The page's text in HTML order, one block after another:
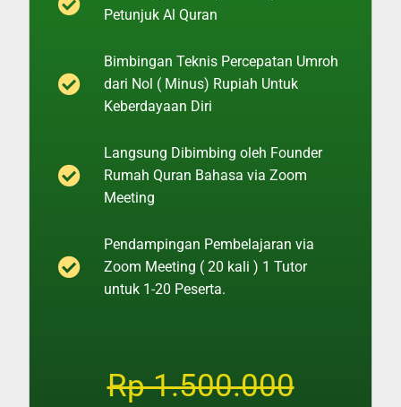
Petunjuk Al Quran
Bimbingan Teknis Percepatan Umroh
dari Nol ( Minus) Rupiah Untuk
Keberdayaan Diri
Langsung Dibimbing oleh Founder
Rumah Quran Bahasa via Zoom
Meeting
Pendampingan Pembelajaran via
Zoom Meeting ( 20 kali ) 1 Tutor
untuk 1-20 Peserta.
Rp 1.500.000